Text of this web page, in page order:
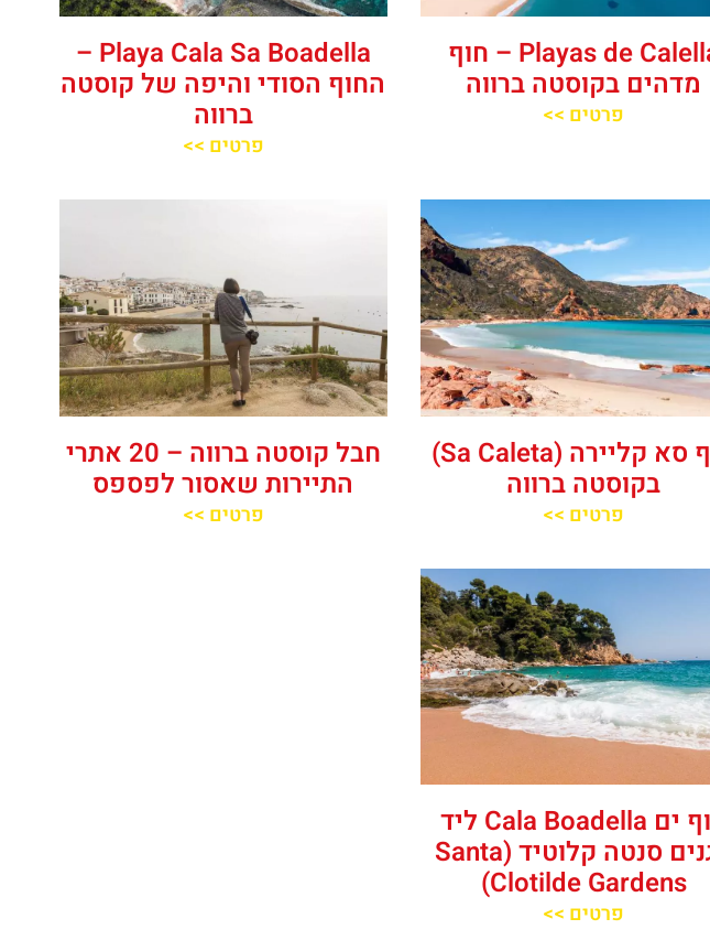
‪‪Playas de Calella‬‬ – חוף
מדהים בקוסטה ברווה
פרטים >>
‪‪Playa Cala Sa Boadella‬‬ –
החוף הסודי והיפה של קוסטה
ברווה
פרטים >>
חוף סא קליירה (Sa Caleta)
בקוסטה ברווה
פרטים >>
חבל קוסטה ברווה – 20 אתרי
התיירות שאסור לפספס
פרטים >>
חוף ים Cala Boadella ליד
הגנים סנטה קלוטיד (Santa
Clotilde Gardens)
פרטים >>